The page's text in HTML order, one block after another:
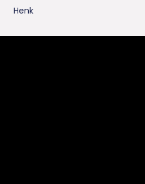
Henk